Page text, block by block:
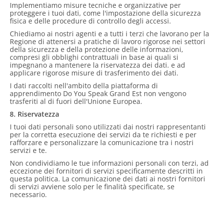
Implementiamo misure tecniche e organizzative per
proteggere i tuoi dati, come l'impostazione della sicurezza
fisica e delle procedure di controllo degli accessi.
Chiediamo ai nostri agenti e a tutti i terzi che lavorano per la
Regione di attenersi a pratiche di lavoro rigorose nei settori
della sicurezza e della protezione delle informazioni,
compresi gli obblighi contrattuali in base ai quali si
impegnano a mantenere la riservatezza dei dati. e ad
applicare rigorose misure di trasferimento dei dati.
I dati raccolti nell'ambito della piattaforma di
apprendimento Do You Speak Grand Est non vengono
trasferiti al di fuori dell'Unione Europea.
8. Riservatezza
I tuoi dati personali sono utilizzati dai nostri rappresentanti
per la corretta esecuzione dei servizi da te richiesti e per
rafforzare e personalizzare la comunicazione tra i nostri
servizi e te.
Non condividiamo le tue informazioni personali con terzi, ad
eccezione dei fornitori di servizi specificamente descritti in
questa politica. La comunicazione dei dati ai nostri fornitori
di servizi avviene solo per le finalità specificate, se
necessario.